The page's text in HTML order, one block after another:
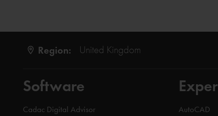
Region: United Kingdom
Software
Cadac Digital Advisor
AutoCAD